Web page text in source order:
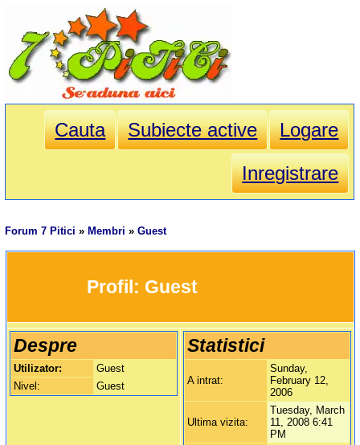
Cauta Subiecte active
Logare
Inregistrare
Forum 7 Pitici » Membri »Guest
		Profil:
Guest
Despre
Utilizator:
Guest
Nivel:
Guest
Statistici
A intrat:
Sunday,
February 12,
2006
Ultima vizita:
Tuesday, March
11, 2008 6:41
PM